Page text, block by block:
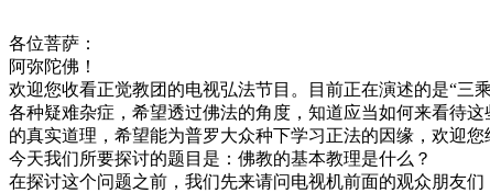
各位菩萨：
阿弥陀佛！
欢迎您收看正觉教团的电视弘法节目。目前正在演述的是“三
各种疑难杂症，希望透过佛法的角度，知道应当如何来看待
的真实道理，希望能为普罗大众种下学习正法的因缘，欢迎您
今天我们所要探讨的题目是：佛教的基本教理是什么？
在探讨这个问题之前，我们先来请问电视机前面的观众朋友